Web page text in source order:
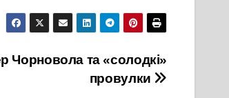
Чорновола та «солодкі»
провулки